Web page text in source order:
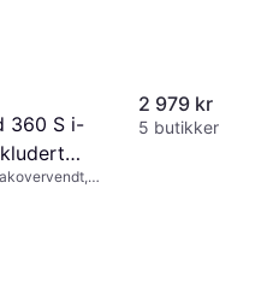
360 S i-
2 979 kr
5 butikker